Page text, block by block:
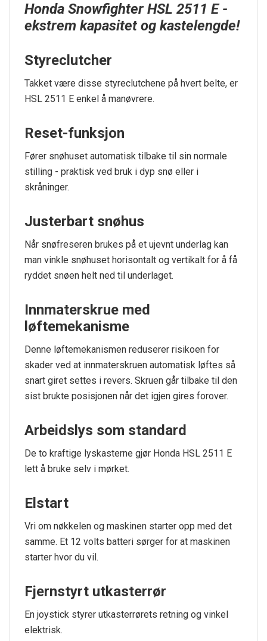
Honda Snowfighter HSL 2511 E -
ekstrem kapasitet og kastelengde!
Styreclutcher
Takket være disse styreclutchene på hvert belte, er
HSL 2511 E enkel å manøvrere.
Reset-funksjon
Fører snøhuset automatisk tilbake til sin normale
stilling - praktisk ved bruk i dyp snø eller i
skråninger.
Justerbart snøhus
Når snøfreseren brukes på et ujevnt underlag kan
man vinkle snøhuset horisontalt og vertikalt for å få
ryddet snøen helt ned til underlaget.
Innmaterskrue med
løftemekanisme
Denne løftemekanismen reduserer risikoen for
skader ved at innmaterskruen automatisk løftes så
snart giret settes i revers. Skruen går tilbake til den
sist brukte posisjonen når det igjen gires forover.
Arbeidslys som standard
De to kraftige lyskasterne gjør Honda HSL 2511 E
lett å bruke selv i mørket.
Elstart
Vri om nøkkelen og maskinen starter opp med det
samme. Et 12 volts batteri sørger for at maskinen
starter hvor du vil.
Fjernstyrt utkasterrør
En joystick styrer utkasterrørets retning og vinkel
elektrisk.